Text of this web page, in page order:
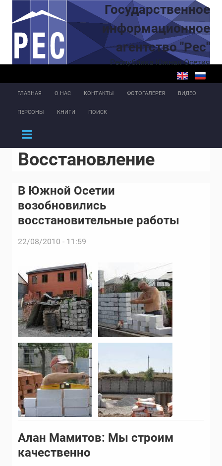
Перейти к основному содержаниюГосударственное
информационное
агентство "Рес"
Республика Южная Осетия
ГЛАВНАЯ О НАС КОНТАКТЫ ФОТОГАЛЕРЕЯ ВИДЕО
ПЕРСОНЫ КНИГИ ПОИСК
Восстановление
В Южной Осетии
возобновились
восстановительные работы
22/08/2010 - 11:59
Алан Мамитов: Мы строим
качественно